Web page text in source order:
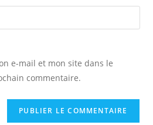
e-mail et mon site dans le
commentaire.